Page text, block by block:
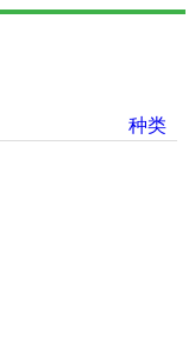
种类